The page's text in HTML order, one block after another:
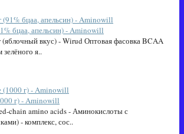
бцаа, апельсин) - Aminowill
вкус) - Wirud Оптовая фасовка BCAA
я..
г) - Aminowill
chain amino acids - Аминокислоты с
- комплекс, сос..